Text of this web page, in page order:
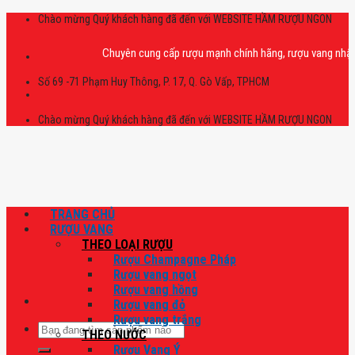
Skip
Chào mừng Quý khách hàng đã đến với WEBSITE HẦM RƯỢU NGON
Chuyên cung cấp rượu mạnh chính hãng, rượu vang nhập
Số 69 -71 Phạm Huy Thông, P. 17, Q. Gò Vấp, TPHCM
Chào mừng Quý khách hàng đã đến với WEBSITE HẦM RƯỢU NGON
Tìm
kiếm:
TRANG CHỦ
RƯỢU VANG
THEO LOẠI RƯỢU
Rượu Champagne Pháp
Rượu vang ngọt
Rượu vang hồng
Rượu vang đỏ
Rượu vang trắng
THEO NƯỚC
Rượu Vang Ý